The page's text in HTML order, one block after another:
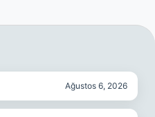
Ağustos 6, 2026